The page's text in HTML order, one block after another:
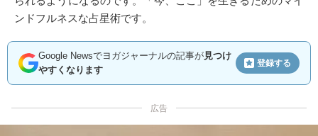
ンドフルネスな占星術です。
Google Newsでヨガジャーナルの記事が見つけ
やすくなります
登録する
広告